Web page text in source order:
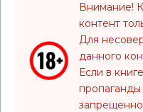
Внимание!
контент
Для
данного
Если в